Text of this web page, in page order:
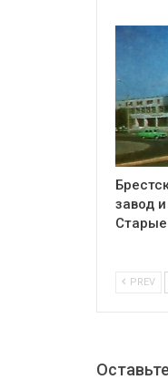
завод
PREV